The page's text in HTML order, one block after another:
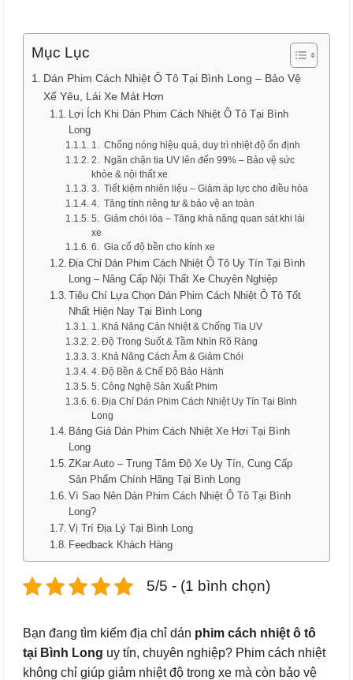
Mục Lục
Dán Phim Cách Nhiệt Ô Tô Tại Bình Long – Bảo Vệ
Xế Yêu, Lái Xe Mát Hơn
Lợi Ích Khi Dán Phim Cách Nhiệt Ô Tô Tại Bình
Long
1. Chống nóng hiệu quả, duy trì nhiệt độ ổn định
2. Ngăn chặn tia UV lên đến 99% – Bảo vệ sức
khỏe & nội thất xe
3. Tiết kiệm nhiên liệu – Giảm áp lực cho điều hòa
4. Tăng tính riêng tư & bảo vệ an toàn
5. Giảm chói lóa – Tăng khả năng quan sát khi lái
xe
6. Gia cố độ bền cho kính xe
Địa Chỉ Dán Phim Cách Nhiệt Ô Tô Uy Tín Tại Bình
Long – Nâng Cấp Nội Thất Xe Chuyên Nghiệp
Tiêu Chí Lựa Chọn Dán Phim Cách Nhiệt Ô Tô Tốt
Nhất Hiện Nay Tại Bình Long
1. Khả Năng Cản Nhiệt & Chống Tia UV
2. Độ Trong Suốt & Tầm Nhìn Rõ Ràng
3. Khả Năng Cách Âm & Giảm Chói
4. Độ Bền & Chế Độ Bảo Hành
5. Công Nghệ Sản Xuất Phim
6. Địa Chỉ Dán Phim Cách Nhiệt Uy Tín Tại Bình
Long
Bảng Giá Dán Phim Cách Nhiệt Xe Hơi Tại Bình
Long
ZKar Auto – Trung Tâm Độ Xe Uy Tín, Cung Cấp
Sản Phẩm Chính Hãng Tại Bình Long
Vì Sao Nên Dán Phim Cách Nhiệt Ô Tô Tại Bình
Long?
Vị Trí Địa Lý Tại Bình Long
Feedback Khách Hàng
5/5 - (1 bình chọn)
Bạn đang tìm kiếm địa chỉ dán phim cách nhiệt ô tô
tại Bình Long uy tín, chuyên nghiệp? Phim cách nhiệt
không chỉ giúp giảm nhiệt độ trong xe mà còn bảo vệ